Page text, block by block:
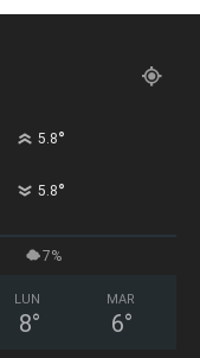
5.8°
5.8°
7%
LUN
8°
MAR
6°